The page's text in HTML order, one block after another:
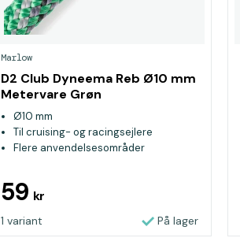
Marlow
D2 Club Dyneema Reb Ø10 mm
Metervare Grøn
Ø10 mm
Til cruising- og racingsejlere
Flere anvendelsesområder
59 kr
1 variant På lager